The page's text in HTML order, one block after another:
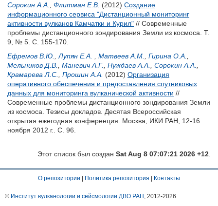
Сорокин А.А.
Флитман Е.В. (2012) Создание
информационного сервиса "Дистанционный мониторинг
активности вулканов Камчатки и Курил" // Современные
проблемы дистанционного зондирования Земли из космоса. Т.
9, № 5. С. 155-170.
Ефремов В.Ю.
Лупян Е.А. Матвеев А.М. Гирина О.А.
Мельников Д.В.
Маневич А.Г. Нуждаев А.А. Сорокин А.А.
Крамарева Л.С.
Прошин А.А. (2012) Организация
оперативного обеспечения и предоставления спутниковых
данных для мониторинга вулканической активности //
Современные проблемы дистанционного зондирования Земли
из космоса. Тезисы докладов. Десятая Всероссийская
открытая ежегодная конференция. Москва, ИКИ РАН, 12-16
ноября 2012 г.. С. 96.
Этот список был создан Sat Aug 8 07:07:21 2026 +12
О репозитории Политика репозитория Контакты
© Институт вулканологии и сейсмологии ДВО РАН , 2012-2026